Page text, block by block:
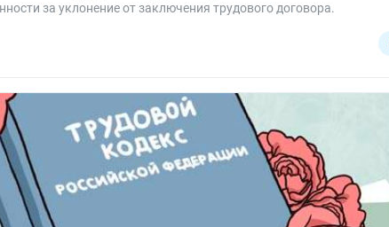
за уклонение от заключения трудового договора.